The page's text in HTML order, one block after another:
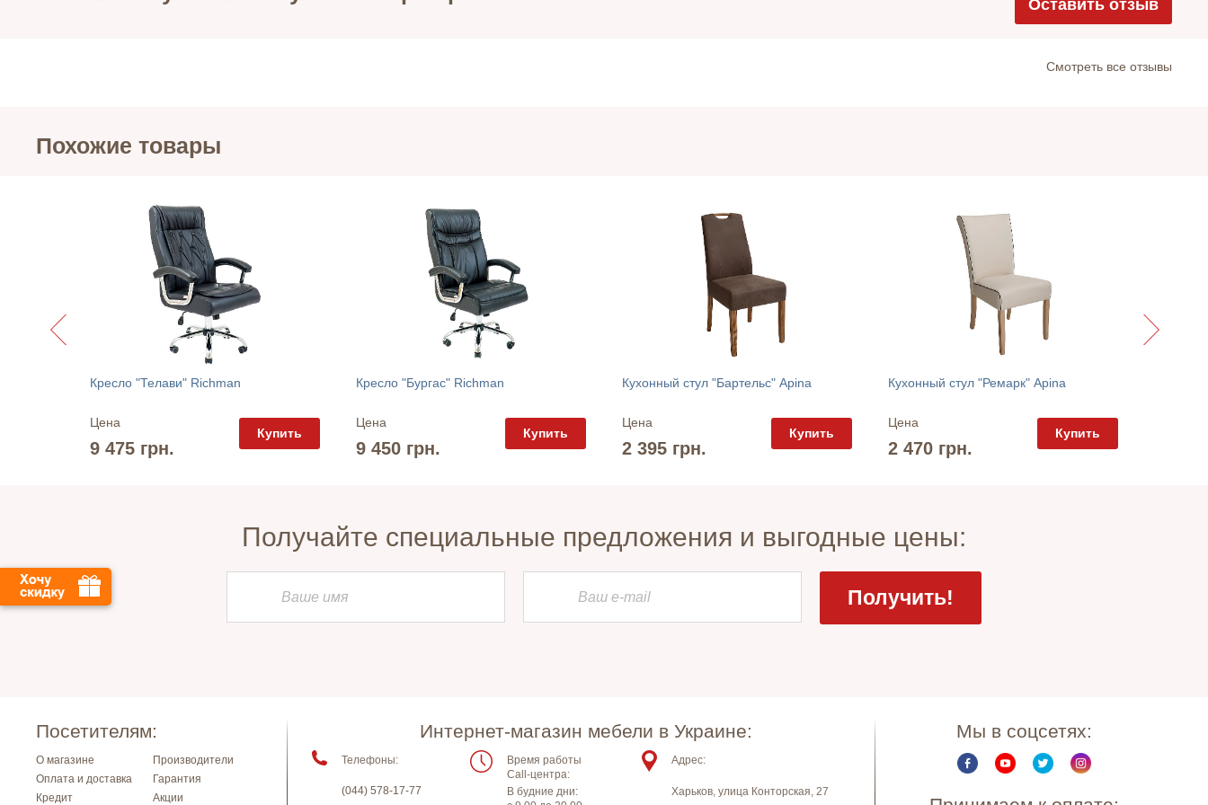
Оставить отзыв
Cмотреть все отзывы
Похожие товары
Кресло "Телави" Richman
Цена
9 475 грн.
Купить
Кресло "Бургас" Richman
Цена
9 450 грн.
Купить
Кухонный стул "Бартельс" Apina
Цена
2 395 грн.
Купить
Кухонный стул "Ремарк" Apina
Цена
2 470 грн.
Купить
Получайте специальные предложения и выгодные цены:
Посетителям:
О магазине
Производители
Оплата и доставка
Гарантия
Кредит
Акции
Интернет-магазин мебели в Украине:
Телефоны:
(044) 578-17-77
Время работы
Call-центра:
В будние дни:
Адрес:
Харьков,улица Конторская, 27
Мы в соцсетях: